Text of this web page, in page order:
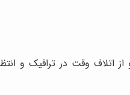
اتلاف وقت در ترافیک و